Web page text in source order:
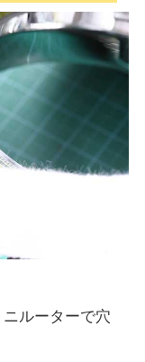
ルーターで穴